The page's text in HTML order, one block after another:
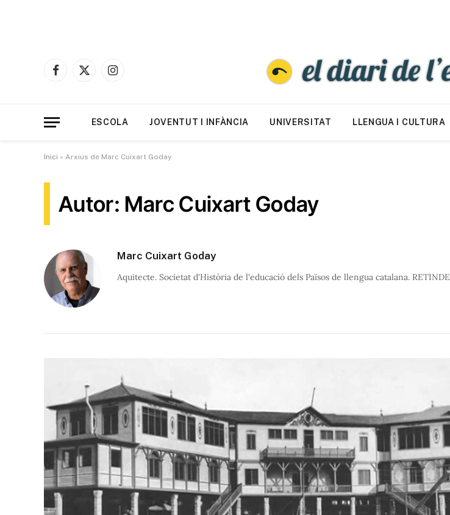
Facebook
X
Instagram
ESCOLA JOVENTUT I INFÀNCIA UNIVERSITAT LLENGUA I CULTURA
Inici » Arxius de Marc Cuixart Goday
Autor: Marc Cuixart Goday
Marc Cuixart Goday
Aquitecte. Societat d'Història de l'educació dels Països de llengua catalana. RETINDE